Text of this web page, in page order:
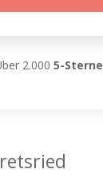
2.0005-Sterne